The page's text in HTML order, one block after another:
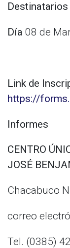
Destinatarios
Día 08 de
Link de
https://
Informes
CENTRO
JOSÉ
Chacabuco
correo
Tel. (0385)